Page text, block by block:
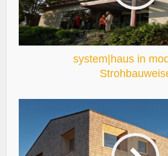
system|haus in